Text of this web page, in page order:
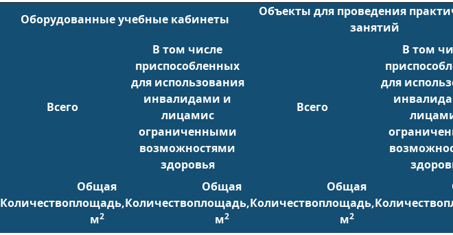
Оборудованные учебные кабинеты
Объекты для проведения
занятий
Всего
В том числе
приспособленных
для использования
инвалидами и
лицамис
ограниченными
возможностями
здоровья
Всего
В том
для
Количество
Общая
площадь,
м2
Количество
Общая
площадь,
м2
Количество
Общая
площадь,
м2
Количество